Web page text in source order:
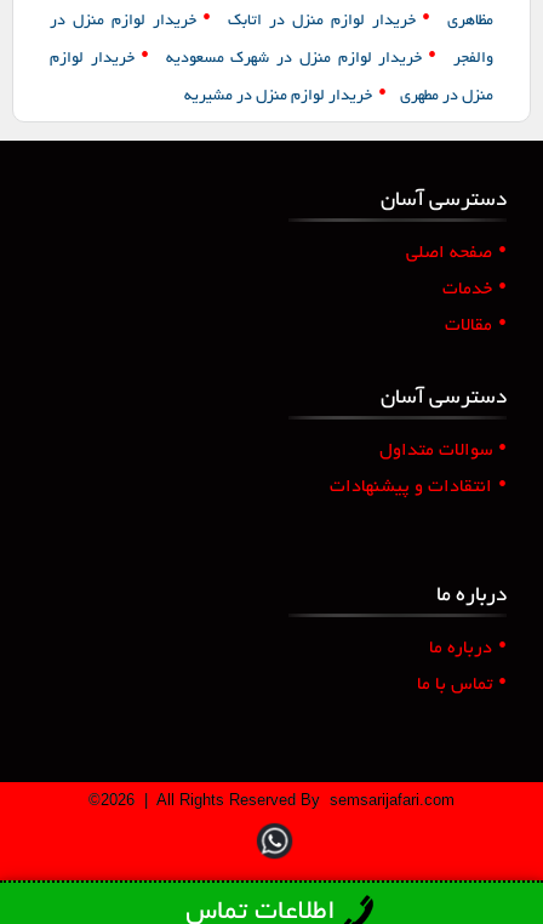
اطلاعات تماس
مظاهری • خریدار لوازم منزل در اتابک • خریدار لوازم منزل در
والفجر • خریدار لوازم منزل در شهرک مسعودیه • خریدار لوازم
منزل در مطهری • خریدار لوازم منزل در مشیریه
دسترسی آسان
• صفحه اصلی
• خدمات
• مقالات
دسترسی آسان
• سوالات متداول
• انتقادات و پیشنهادات
درباره ما
• درباره ما
• تماس با ما
©2026 | All Rights Reserved By semsarijafari.com